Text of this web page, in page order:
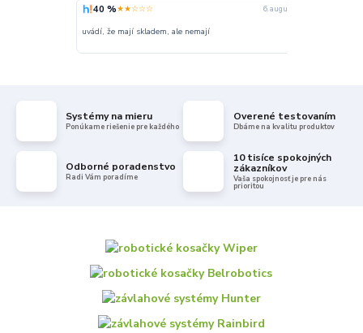
40 %★★☆☆☆ 6. augusta
uvádí, že mají skladem, ale nemají
Systémy na mieru
Ponúkame riešenie pre každého
Overené testovaním
Dbáme na kvalitu produktov
Odborné poradenstvo
Radi Vám poradíme
10 tisíce spokojných
zákazníkov
Vaša spokojnosť je pre nás
prioritou